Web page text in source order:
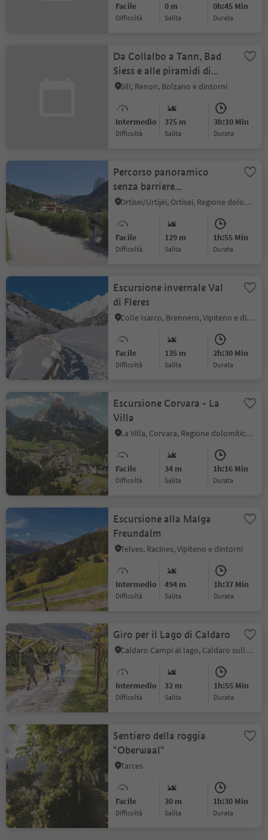
Facile
Difficoltà
0 m
Salita
0h:45 Min
durata
Da Collalbo a Tann, Bad
Siess e alle piramidi di
terra
Sill, Renon, Bolzano e dintorni
Intermedio
Difficoltà
375 m
Salita
3h:10 Min
durata
Percorso panoramico
senza barriere
architettoniche ad Ortisei
Ortisei/Urtijëi, Ortisei, Regione dolomitica Val Gardena
Facile
Difficoltà
129 m
Salita
1h:55 Min
durata
Escursione invernale Val
di Fleres
Colle Isarco, Brennero, Vipiteno e dintorni
Facile
Difficoltà
135 m
Salita
2h:30 Min
durata
Escursione Corvara - La
Villa
La Villa, Corvara, Regione dolomitica Alta Badia
Facile
Difficoltà
34 m
Salita
1h:16 Min
durata
Escursione alla Malga
Freundalm
Telves, Racines, Vipiteno e dintorni
Intermedio
Difficoltà
494 m
Salita
1h:37 Min
durata
Giro per il Lago di Caldaro
Caldaro Campi al lago, Caldaro sulla Strada del Vino, Strada del Vino
Intermedio
Difficoltà
32 m
Salita
1h:55 Min
durata
Sentiero della roggia
"Oberwaal"
Tarces
Facile
Difficoltà
30 m
Salita
1h:30 Min
durata